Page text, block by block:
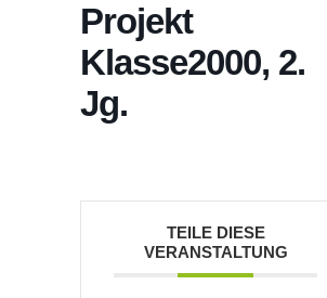
Projekt
Klasse2000, 2.
Jg.
TEILE DIESE
VERANSTALTUNG